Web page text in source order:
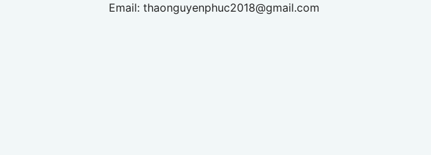
Email: thaonguyenphuc2018@gmail.com